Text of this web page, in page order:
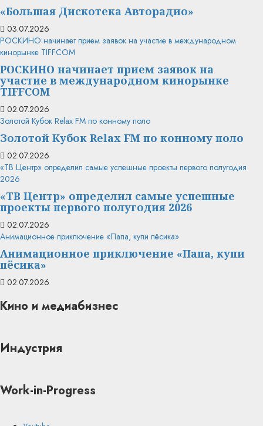
«Большая Дискотека Авторадио»
03.07.2026
РОСКИНО начинает прием заявок на участие в международном
кинорынке TIFFCOM
РОСКИНО начинает прием заявок на
участие в международном кинорынке
TIFFCOM
02.07.2026
Золотой Кубок Relax FM по конному поло
Золотой Кубок Relax FM по конному поло
02.07.2026
«ТВ Центр» определил самые успешные проекты первого полугодия
2026
«ТВ Центр» определил самые успешные
проекты первого полугодия 2026
02.07.2026
Анимационное приключение «Папа, купи пёсика»
Анимационное приключение «Папа, купи
пёсика»
02.07.2026
Кино и медиабизнес
Индустрия
Work-in-Progress